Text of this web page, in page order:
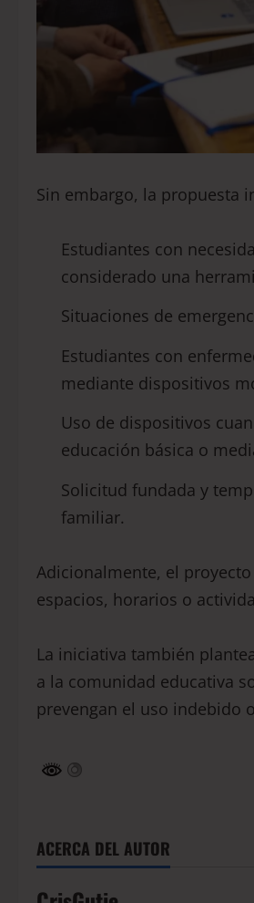
Sin embargo, la propuesta
Estudiantes con
considerado una
Situaciones de
Estudiantes con
mediante dispositivos
Uso de dispositivos
educación básica o
Solicitud fundada y
familiar.
Adicionalmente, el
espacios, horarios o
La iniciativa también
a la comunidad educativa
prevengan el uso indebido
ACERCA DEL AUTOR